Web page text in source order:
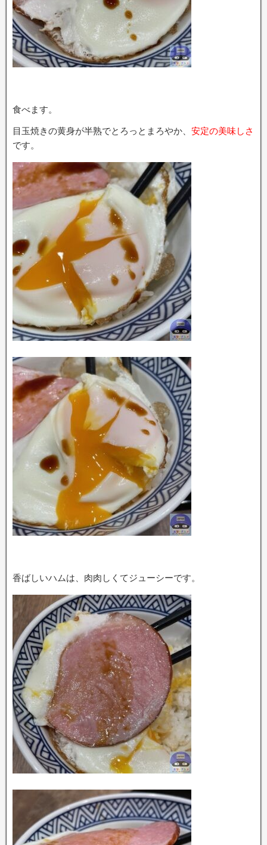
食べます。
目玉焼きの黄身が半熟でとろっとまろやか、 安定の美味しさ
です。
香ばしいハムは、肉肉しくてジューシーです。